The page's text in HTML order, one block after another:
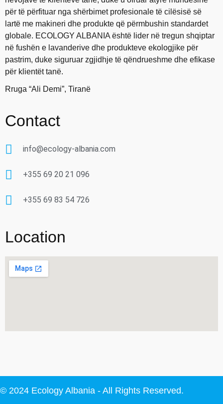
për të përfituar nga shërbimet profesionale të cilësisë së
lartë me makineri dhe produkte që përmbushin standardet
globale. ECOLOGY ALBANIA është lider në tregun shqiptar
në fushën e lavanderive dhe produkteve ekologjike për
pastrim, duke siguruar zgjidhje të qëndrueshme dhe efikase
për klientët tanë.
Rruga “Ali Demi”, Tiranë
Contact
info@ecology-albania.com
+355 69 20 21 096
+355 69 83 54 726
Location
© 2024 Ecology Albania - All Rights Reserved.